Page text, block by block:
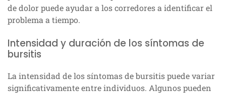
de dolor puede ayudar a los corredores a identificar el
problema a tiempo.
Intensidad y duración de los síntomas de
bursitis
La intensidad de los síntomas de bursitis puede variar
significativamente entre individuos. Algunos pueden